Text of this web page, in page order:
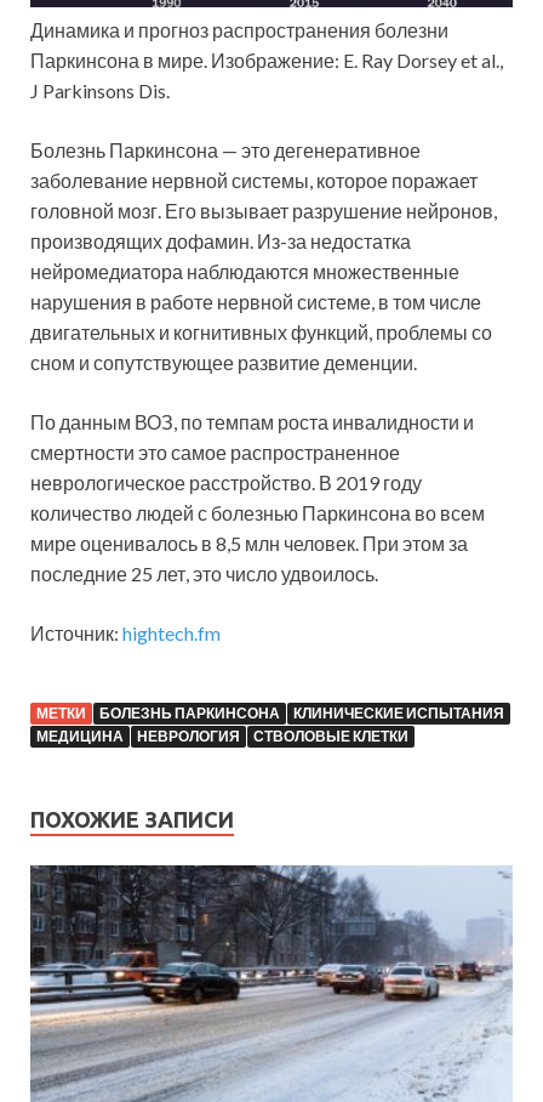
Динамика и прогноз распространения болезни
Паркинсона в мире. Изображение: E. Ray Dorsey et al.,
J Parkinsons Dis.
Болезнь Паркинсона — это дегенеративное
заболевание нервной системы, которое поражает
головной мозг. Его вызывает разрушение нейронов,
производящих дофамин. Из-за недостатка
нейромедиатора наблюдаются множественные
нарушения в работе нервной системе, в том числе
двигательных и когнитивных функций, проблемы со
сном и сопутствующее развитие деменции.
По данным ВОЗ, по темпам роста инвалидности и
смертности это самое распространенное
неврологическое расстройство. В 2019 году
количество людей с болезнью Паркинсона во всем
мире оценивалось в 8,5 млн человек. При этом за
последние 25 лет, это число удвоилось.
Источник: hightech.fm
МЕТКИ БОЛЕЗНЬ ПАРКИНСОНА
КЛИНИЧЕСКИЕ ИСПЫТАНИЯ
МЕДИЦИНА
НЕВРОЛОГИЯ СТВОЛОВЫЕ КЛЕТКИ
ПОХОЖИЕ ЗАПИСИ